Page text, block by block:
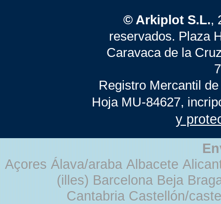
© Arkiplot S.L.,
reservados. Plaza
Caravaca de la
Registro Mercantil
Hoja MU-84627,
y
Açores Álava/araba Albacete
(illes) Barcelona Beja
Cantabria Castellón/